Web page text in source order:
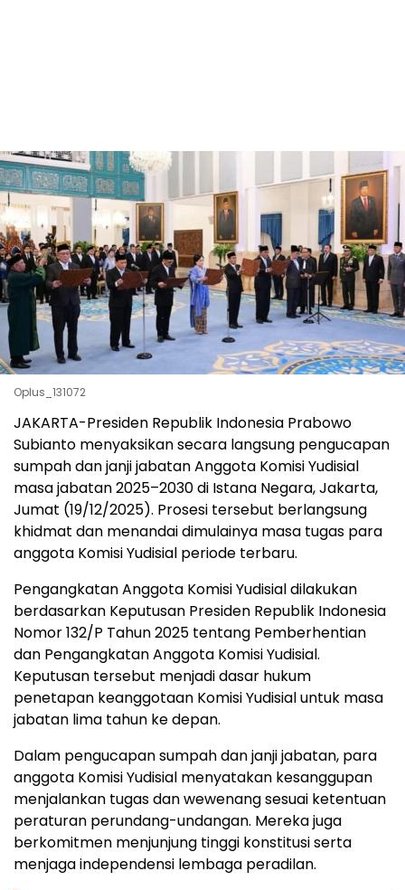
Oplus_131072
JAKARTA-Presiden Republik Indonesia Prabowo
Subianto menyaksikan secara langsung pengucapan
sumpah dan janji jabatan Anggota Komisi Yudisial
masa jabatan 2025–2030 di Istana Negara, Jakarta,
Jumat (19/12/2025). Prosesi tersebut berlangsung
khidmat dan menandai dimulainya masa tugas para
anggota Komisi Yudisial periode terbaru.
Pengangkatan Anggota Komisi Yudisial dilakukan
berdasarkan Keputusan Presiden Republik Indonesia
Nomor 132/P Tahun 2025 tentang Pemberhentian
dan Pengangkatan Anggota Komisi Yudisial.
Keputusan tersebut menjadi dasar hukum
penetapan keanggotaan Komisi Yudisial untuk masa
jabatan lima tahun ke depan.
Dalam pengucapan sumpah dan janji jabatan, para
anggota Komisi Yudisial menyatakan kesanggupan
menjalankan tugas dan wewenang sesuai ketentuan
peraturan perundang-undangan. Mereka juga
berkomitmen menjunjung tinggi konstitusi serta
menjaga independensi lembaga peradilan.